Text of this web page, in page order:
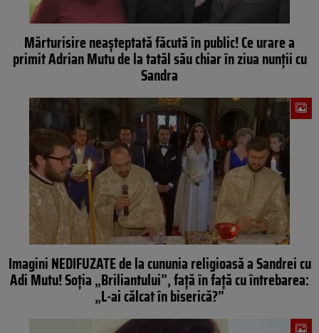
Mărturisire neaşteptată făcută în public! Ce urare a
primit Adrian Mutu de la tatăl său chiar în ziua nunţii cu
Sandra
Imagini NEDIFUZATE de la cununia religioasă a Sandrei cu
Adi Mutu! Soţia „Briliantului”, faţă în faţă cu întrebarea:
„L-ai călcat în biserică?”